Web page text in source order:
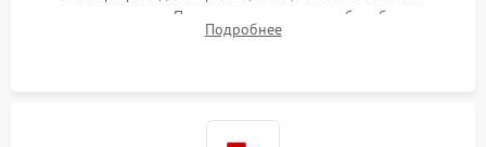
амортизаторов. Проверка подшипников барабана и
крестовины на износ, а манжеты люка на разрывы.
Подробнее